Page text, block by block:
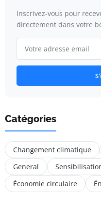
Inscrivez-vous pour
directement dans votre
Catégories
Changement climatique
General
Économie circulaire